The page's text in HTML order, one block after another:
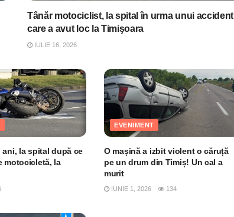
Tânăr motociclist, la spital în urma unui accident
care a avut loc la Timişoara
IULIE 16, 2026
ani, la spital după ce
motocicletă, la
EVENIMENT
O mașină a izbit violent o căruță
pe un drum din Timiș! Un cal a
murit
IUNIE 1, 2026 134